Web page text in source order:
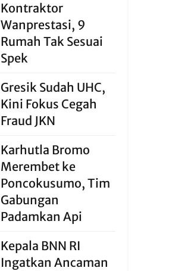
Kontraktor
Wanprestasi, 9
Rumah Tak Sesuai
Spek
Gresik Sudah UHC,
Kini Fokus Cegah
Fraud JKN
Karhutla Bromo
Merembet ke
Poncokusumo, Tim
Gabungan
Padamkan Api
Kepala BNN RI
Ingatkan Ancaman